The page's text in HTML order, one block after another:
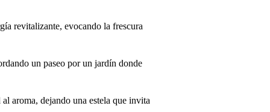
revitalizante, evocando la frescura
un paseo por un jardín donde
aroma, dejando una estela que invita